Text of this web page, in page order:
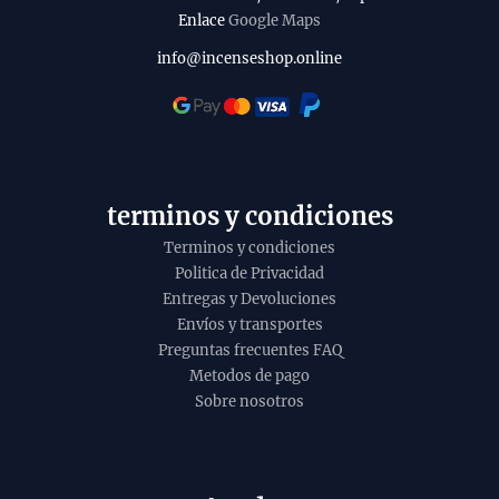
EnlaceGoogle Maps
info@incenseshop.online
terminos y condiciones
Terminos y condiciones
Politica de Privacidad
Entregas y Devoluciones
Envíos y transportes
Preguntas frecuentes FAQ
Metodos de pago
Sobre nosotros